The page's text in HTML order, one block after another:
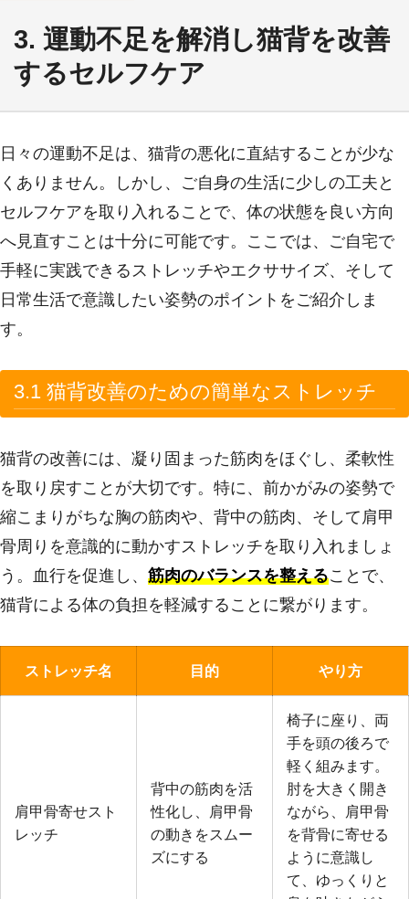
3. 運動不足を解消し猫背を改善
するセルフケア
日々の運動不足は、猫背の悪化に直結することが少な
くありません。しかし、ご自身の生活に少しの工夫と
セルフケアを取り入れることで、体の状態を良い方向
へ見直すことは十分に可能です。ここでは、ご自宅で
手軽に実践できるストレッチやエクササイズ、そして
日常生活で意識したい姿勢のポイントをご紹介しま
す。
3.1 猫背改善のための簡単なストレッチ
猫背の改善には、凝り固まった筋肉をほぐし、柔軟性
を取り戻すことが大切です。特に、前かがみの姿勢で
縮こまりがちな胸の筋肉や、背中の筋肉、そして肩甲
骨周りを意識的に動かすストレッチを取り入れましょ
う。血行を促進し、 筋肉のバランスを整えることで、
猫背による体の負担を軽減することに繋がります。
ストレッチ名 目的 やり方
肩甲骨寄せスト
レッチ
背中の筋肉を活
性化し、肩甲骨
の動きをスムー
ズにする
椅子に座り、両
手を頭の後ろで
軽く組みます。
肘を大きく開き
ながら、肩甲骨
を背骨に寄せる
ように意識し
て、ゆっくりと